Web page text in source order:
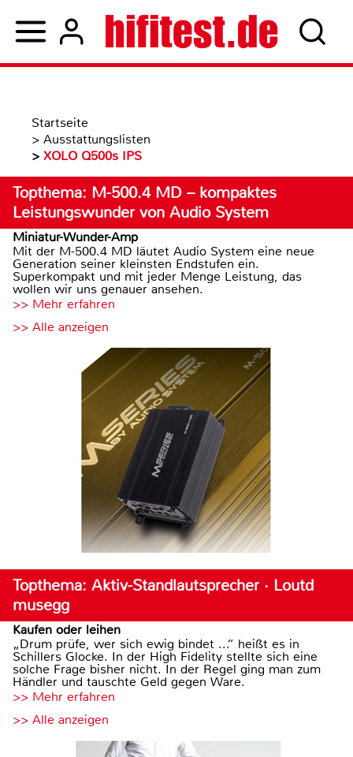
Startseite
> Ausstattungslisten
> XOLO Q500s IPS
Topthema: M-500.4 MD – kompaktes
Leistungswunder von Audio System
Miniatur-Wunder-Amp
Mit der M-500.4 MD läutet Audio System eine neue
Generation seiner kleinsten Endstufen ein.
Superkompakt und mit jeder Menge Leistung, das
wollen wir uns genauer ansehen.
>> Mehr erfahren
>> Alle anzeigen
Topthema: Aktiv-Standlautsprecher · Loutd
musegg
Kaufen oder leihen
„Drum prüfe, wer sich ewig bindet ...“ heißt es in
Schillers Glocke. In der High Fidelity stellte sich eine
solche Frage bisher nicht. In der Regel ging man zum
Händler und tauschte Geld gegen Ware.
>> Mehr erfahren
>> Alle anzeigen